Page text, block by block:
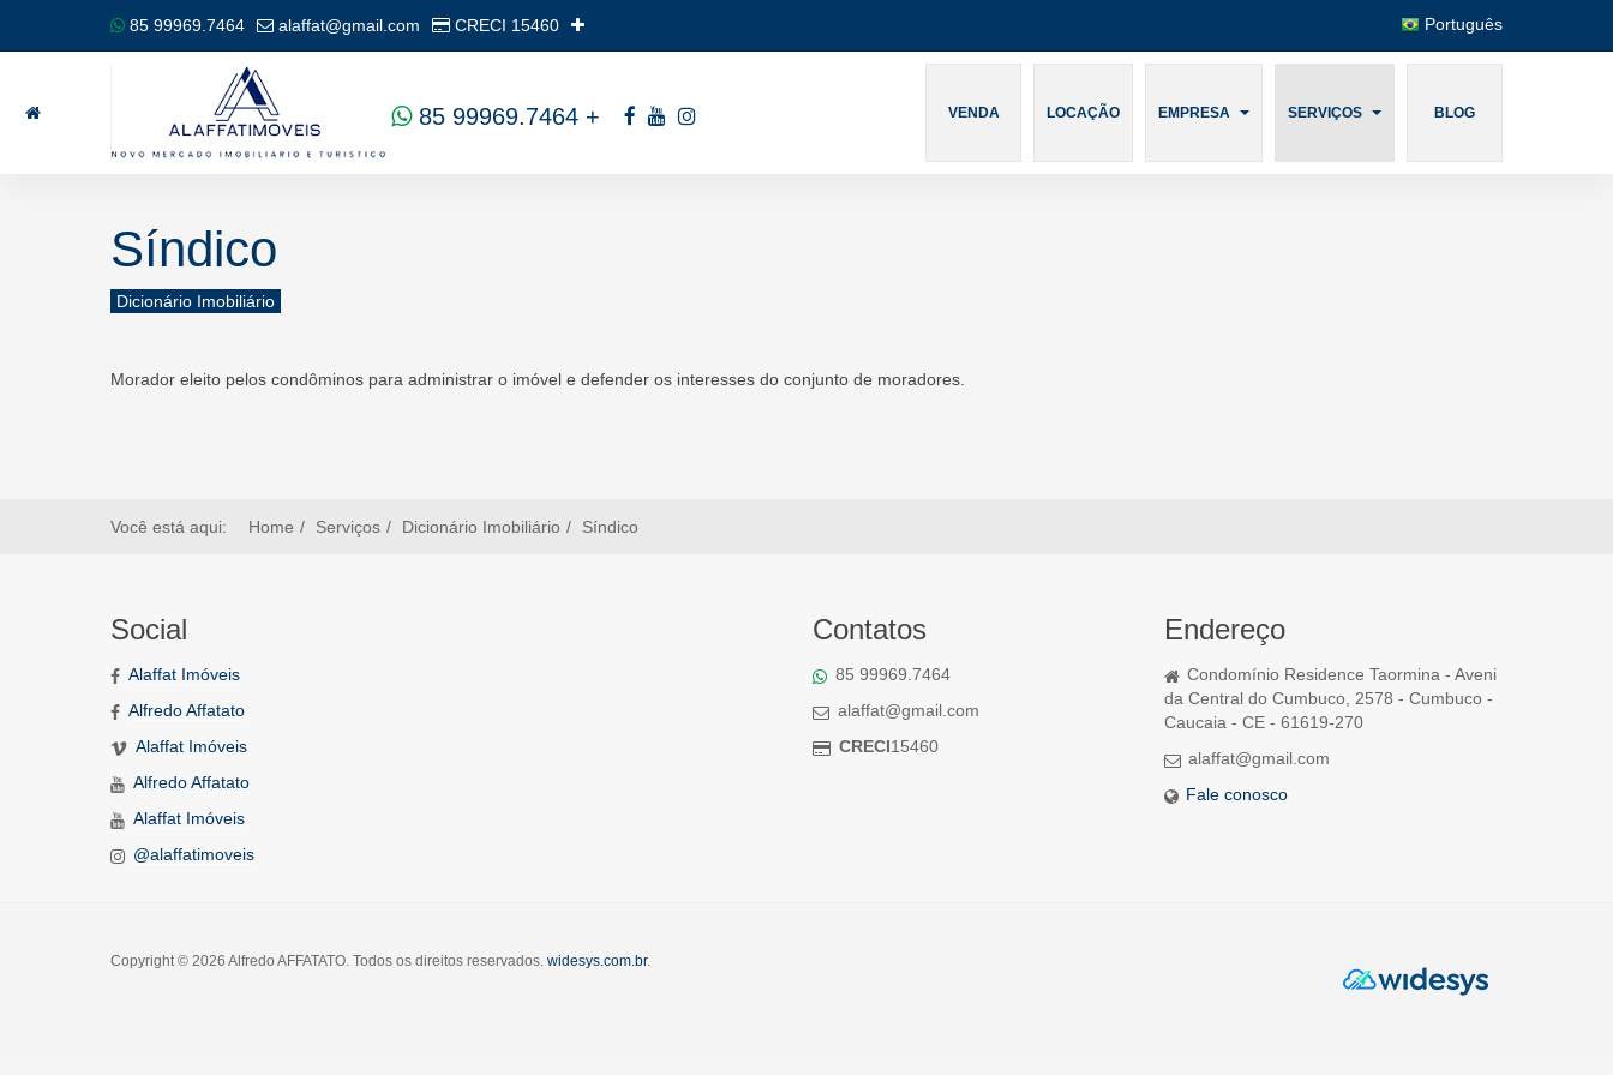
85 99969.7464 alaffat@gmail.com CRECI 15460 Português
85 99969.7464 + VENDA LOCAÇÃO EMPRESA SERVIÇOS BLOG
Síndico
Dicionário Imobiliário
Morador eleito pelos condôminos para administrar o imóvel e defender os interesses do conjunto de moradores.
Você está aqui: Home Serviços Dicionário Imobiliário Síndico
Social
Alaffat Imóveis
Alfredo Affatato
Alaffat Imóveis
Alfredo Affatato
Alaffat Imóveis
@alaffatimoveis
Contatos
85 99969.7464
alaffat@gmail.com
CRECI15460
Endereço
Condomínio Residence Taormina - Aveni
da Central do Cumbuco, 2578 - Cumbuco -
Caucaia - CE - 61619-270
alaffat@gmail.com
Fale conosco
Copyright © 2026 Alfredo AFFATATO. Todos os direitos reservados. widesys.com.br.